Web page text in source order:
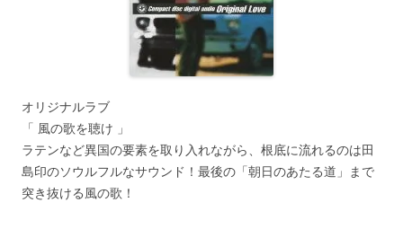
オリジナルラブ
「 風の歌を聴け 」
ラテンなど異国の要素を取り入れながら、根底に流れるのは田
島印のソウルフルなサウンド！最後の「朝日のあたる道」まで
突き抜ける風の歌！